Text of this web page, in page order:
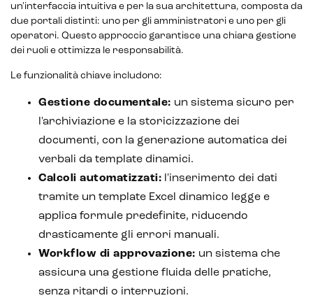
CRM & email marketing
un'interfaccia intuitiva e per la sua architettura, composta da
due portali distinti: uno per gli amministratori e uno per gli
operatori. Questo approccio garantisce una chiara gestione
dei ruoli e ottimizza le responsabilità.
Le funzionalità chiave includono:
Gestione documentale: un sistema sicuro per
l'archiviazione e la storicizzazione dei
documenti, con la generazione automatica dei
verbali da template dinamici.
Calcoli automatizzati: l'inserimento dei dati
tramite un template Excel dinamico legge e
applica formule predefinite, riducendo
drasticamente gli errori manuali.
Workflow di approvazione: un sistema che
assicura una gestione fluida delle pratiche,
senza ritardi o interruzioni.